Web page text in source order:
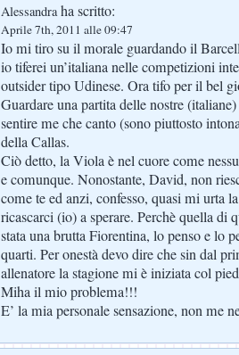
Alessandraha scritto:
Aprile 7th, 2011 alle 09:47
Io mi tiro su il morale guardando il
io tiferei un’italiana nelle competizioni
outsider tipo Udinese. Ora tifo per il bel
Guardare una partita delle nostre
sentire me che canto (sono piuttosto
della Callas.
Ciò detto, la Viola è nel cuore come
e comunque. Nonostante, David, non
come te ed anzi, confesso, quasi mi urta
ricascarci (io) a sperare. Perchè quella di
stata una brutta Fiorentina, lo penso e lo
quarti. Per onestà devo dire che sin dal
allenatore la stagione mi è iniziata col
Miha il mio problema!!!
E’ la mia personale sensazione, non me